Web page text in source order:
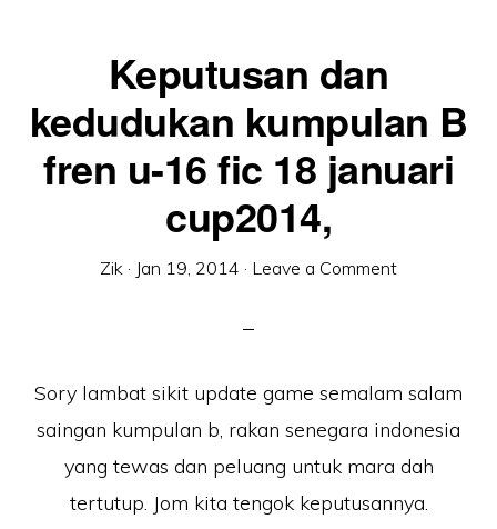
Keputusan dan
kedudukan kumpulan B
fren u-16 fic 18 januari
cup2014,
Zik · Jan 19, 2014 · Leave a Comment
Sory lambat sikit update game semalam salam
saingan kumpulan b, rakan senegara indonesia
yang tewas dan peluang untuk mara dah
tertutup. Jom kita tengok keputusannya.